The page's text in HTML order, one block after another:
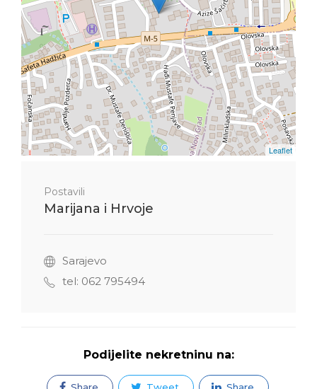
Leaflet
Postavili
Marijana i Hrvoje
Sarajevo
tel: 062 795494
Podijelite nekretninu na: